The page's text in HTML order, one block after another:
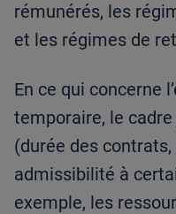
rémunérés, les
et les régimes de
En ce qui concerne
temporaire, le
(durée des
admissibilité à
exemple, les